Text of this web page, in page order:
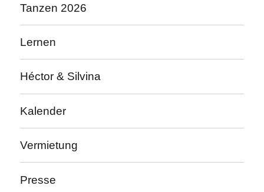
Tanzen 2026
Lernen
Héctor & Silvina
Kalender
Vermietung
Presse